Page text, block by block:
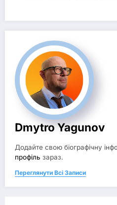
Dmytro Yagunov
Додайте свою біографічну
профіль зараз.
Переглянути Всі Записи